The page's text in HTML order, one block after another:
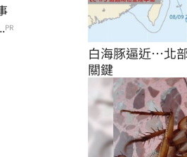
PR
白海豚逼近…北
關鍵